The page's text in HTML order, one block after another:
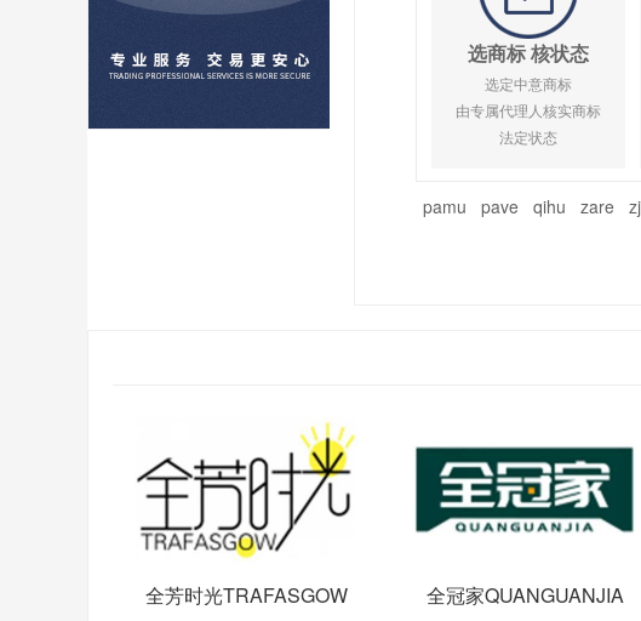
选商标 核状态
选定中意商标
由专属代理人核实商标
法定状态
pamu pave qihu zare
全芳时光TRAFASGOW 全冠家QUANGUANJIA